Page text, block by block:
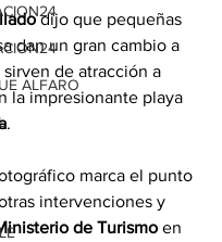
ALFARO
dijo que pequeñas
dan un gran cambio a
de atracción a
la impresionante playa
.
marca el punto
intervenciones y
de Turismo en